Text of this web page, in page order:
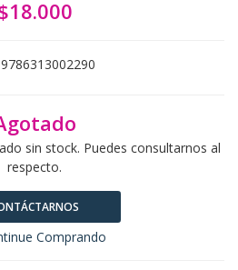
9786313002290
sin stock. Puedes consultarnos al
respecto.
Comprando